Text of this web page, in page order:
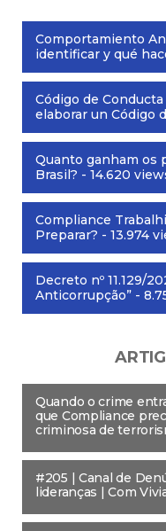
Comportamiento
identificar y qué
Código de
elaborar un Código
Quanto ganham os
Brasil? - 14.620
Compliance
Preparar? - 13.974
Decreto nº 11.129/
Anticorrupção” -
Quando o crime
que Compliance
criminosa de
#205 | Canal de
lideranças | Com